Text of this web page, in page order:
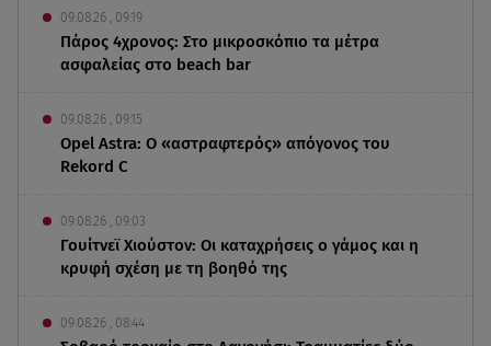
09.08.26 , 09:19
Πάρος 4χρονος: Στο μικροσκόπιο τα μέτρα
ασφαλείας στο beach bar
09.08.26 , 09:15
Opel Astra: Ο «αστραφτερός» απόγονος του
Rekord C
09.08.26 , 09:03
Γουίτνεϊ Χιούστον: Οι καταχρήσεις ο γάμος και η
κρυφή σχέση με τη βοηθό της
09.08.26 , 08:44